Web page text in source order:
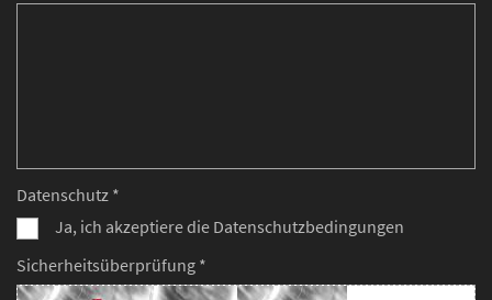
Datenschutz *
Ja, ich akzeptiere die Datenschutzbedingungen
Sicherheitsüberprüfung *